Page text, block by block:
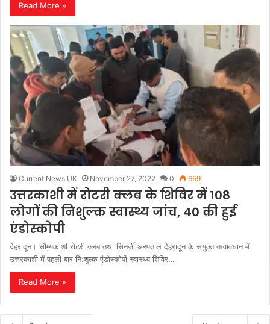
Read More »
Current News UK November 27, 2022 0 659
उत्तरकाशी में रोटरी क्लब के शिविर में 108
लोगों की निशुल्क स्वास्थ्य जांच, 40 की हुई
एंडोस्कोपी
देहरादून। सौम्यकाशी रोटरी क्लब तथा सिनर्जी अस्पताल देहरादून के संयुक्त तत्वावधान में
उत्तरकाशी में पहली बार नि:शुल्क एंडोस्कोपी स्वास्थ्य शिविर…
Read More »